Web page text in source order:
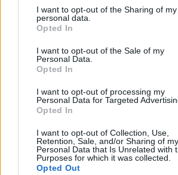
I want to opt-out of the Sharing of my
personal data.
Opted In
I want to opt-out of the Sale of my
Personal Data.
Opted In
I want to opt-out of processing my
Personal Data for Targeted
Opted In
I want to opt-out of Collection, Use,
Retention, Sale, and/or Sharing of my
Personal Data that Is Unrelated with
Purposes for which it was collected.
Opted Out
Savaitės vidurys nusimato karštas:
32 laipsnių šilumos
V. Zalužno pasisakymą laiko
Ukrainos politikoje: jis yra neteisus
Nufilmavo, kaip patvino Vilniaus